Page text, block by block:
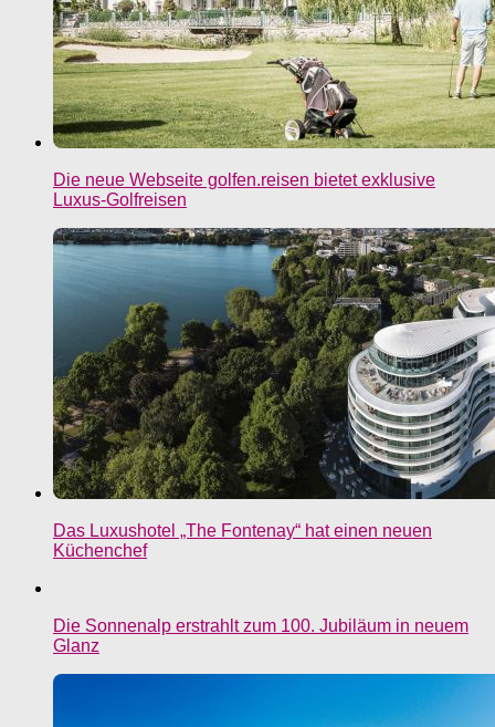
Die neue Webseite golfen.reisen bietet exklusive
Luxus-Golfreisen
Das Luxushotel „The Fontenay“ hat einen neuen
Küchenchef
Die Sonnenalp erstrahlt zum 100. Jubiläum in neuem
Glanz